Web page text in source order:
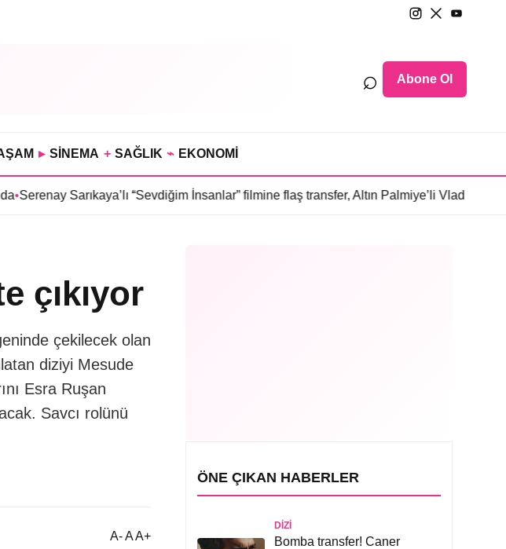
⌕ Abone Ol
▸ SİNEMA + SAĞLIK ⌁ EKONOMİ
“Sevdiğim İnsanlar” filmine flaş transfer, Altın Palmiye’li Vlad Ivanov kadroda
çıkıyor
çekilecek olan
diziyi Mesude
Esra Ruşan
Savcı rolünü
A- A A+
ÖNE ÇIKAN HABERLER
DIZI
Bomba transfer! Caner